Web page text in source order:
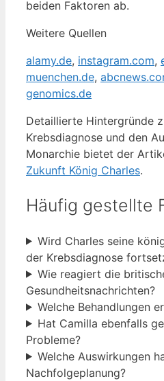
beiden Faktoren ab.
Weitere Quellen
alamy.de, instagram.com,
muenchen.de,
genomics.de
Detaillierte Hintergründe
Krebsdiagnose und den
Monarchie bietet der
Zukunft König Charles.
Häufig gestellte
Wird Charles seine
der Krebsdiagnose
Wie reagiert die
Gesundheitsnachrichten?
Welche Behandlungen
Hat Camilla ebenfalls
Probleme?
Welche Auswirkungen
Nachfolgeplanung?